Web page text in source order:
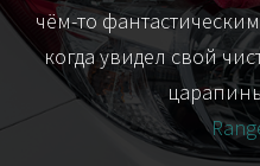
чём-то
когда увидел свой